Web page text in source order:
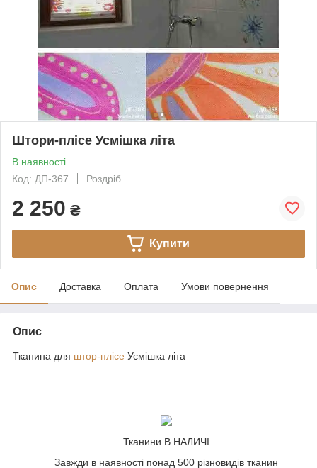
Штори-плісе Усмішка літа
В наявності
Код: ДП-367
Роздріб
2 250 ₴
Купити
Опис Доставка Оплата Умови повернення
Опис
Тканина для штор-плісе Усмішка літа
Тканини В НАЛИЧІ
Завжди в наявності понад 500 різновидів тканин